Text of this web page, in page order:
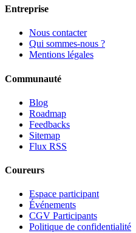
Entreprise
Nous contacter
Qui sommes-nous ?
Mentions légales
Communauté
Blog
Roadmap
Feedbacks
Sitemap
Flux RSS
Coureurs
Espace participant
Événements
CGV Participants
Politique de confidentialité